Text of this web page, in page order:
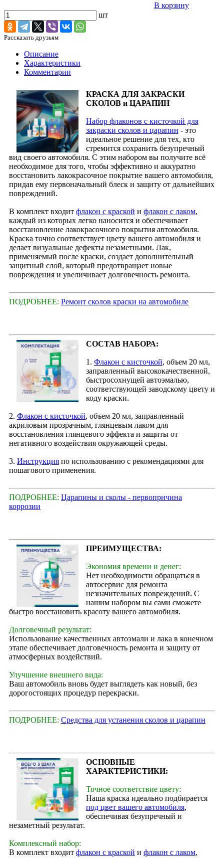
В корзину
шт
Рассказать друзьям
Описание
Характеристики
Комментарии
КРАСКА ДЛЯ ЗАКРАСКИ
СКОЛОВ и ЦАРАПИН
Набор флаконов с кисточкой для
закраски сколов и царапин - это
идеальное решение для тех, кто
стремится сохранить безупречный
вид своего автомобиля. С этим набором вы получите всё
необходимое для того, чтобы эффективно и аккуратно
восстановить лакокрасочное покрытие вашего автомобиля,
придав ему первоначальный блеск и защиту от дальнейших
повреждений.
В комплект входит флакон с краской и флакон с лаком,
каждый из которых легко наносится и обеспечивает
восстановление лакокрасочного покрытия автомобиля.
Краска точно соответствует цвету вашего автомобиля и
делает визуальные дефекты незаметными. Лак,
применяемый после краски, создает дополнительный
защитный слой, который предотвращает новые
повреждения и увеличивает долговечность ремонта.
ПОДРОБНЕЕ: Ремонт сколов краски на автомобиле
СОСТАВ НАБОРА:
1. Флакон с кисточкой, объем 20 мл,
заправленный высококачественной,
быстросохнущей автоэмалью,
соответствующей заводскому цвету и
коду краски.
2. Флакон с кисточкой, объем 20 мл, заправленный
акриловым прозрачным, глянцевым лаком для
восстановления глянцевого эффекта и защиты от
негативного воздействия окружающей среды.
3. Инструкция по использованию с рекомендациями для
пошагового применения.
ПОДРОБНЕЕ: Царапины и сколы - первопричина
коррозии
ПРЕИМУЩЕСТВА:
Экономия времени и денег:
Нет необходимости обращаться в
автосервис для ремонта
незначительных повреждений. С
нашим набором вы сами сможете
быстро восстановить красоту вашего автомобиля.
Долговечный результат:
Использование качественных автоэмали и лака в конечном
этапе обеспечивает долговечность ремонта и защиту от
атмосферных воздействий.
Улучшение внешнего вида:
Ваш автомобиль вновь будет выглядеть как новый, без
дорогостоящих процедур перекраски.
ПОДРОБНЕЕ: Средства для устанения сколов и царапин
ОСНОВНЫЕ
ХАРАКТЕРИСТИКИ:
Точное соответствие цвету:
Наша краска идеально подбирается
под цвет вашего автомобиля,
обеспечивая безупречный и
незаметный результат.
Комплексный набор:
В комплект входит флакон с краской и флакон с лаком,